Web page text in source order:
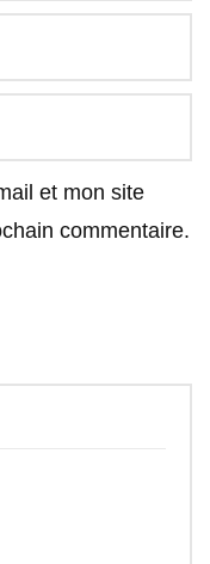
et mon site
commentaire.